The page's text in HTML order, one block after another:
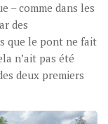
– comme dans les
des
que le pont ne fait
n’ait pas été
deux premiers